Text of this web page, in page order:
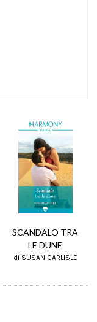
SCANDALO TRA
LE DUNE
di SUSAN CARLISLE